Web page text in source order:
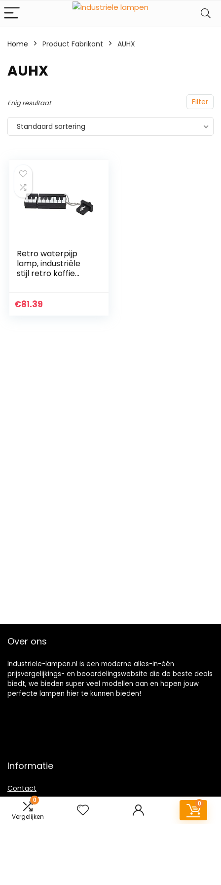
0
Vergelijken
0
Home Product Fabrikant ‎AUHX
‎AUHX
Filter
Enig resultaat
Standaard sortering
Retro waterpijp
lamp, industriële
stijl retro koffie
€81.39
Over ons
Industriele-lampen.nl is een moderne alles-in-één
prijsvergelijkings- en beoordelingswebsite die de beste deals
biedt, we bieden super veel modellen aan en hopen jouw
perfecte lampen hier te kunnen bieden!
Informatie
Contact
Klantenservice
Over ons